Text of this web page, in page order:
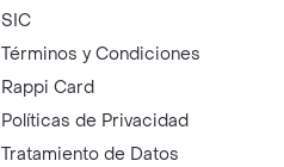
SIC
Términos y Condiciones
Rappi Card
Políticas de Privacidad
Tratamiento de Datos